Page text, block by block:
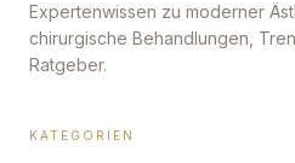
Expertenwissen zu moderner
chirurgische Behandlungen,
Ratgeber.
KATEGORIEN